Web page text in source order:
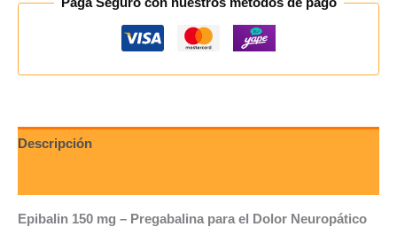
Paga Seguro con nuestros métodos de pago
Descripción
Epibalin 150 mg – Pregabalina para el Dolor Neuropático